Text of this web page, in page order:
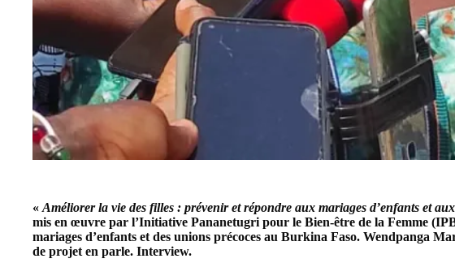
« Améliorer la vie des filles : prévenir et répondre aux mariages d’enfants et
mis en œuvre par l’Initiative Pananetugri pour le Bien-être de la Femme
mariages d’enfants et des unions précoces au Burkina Faso. Wendpanga
de projet en parle. Interview.